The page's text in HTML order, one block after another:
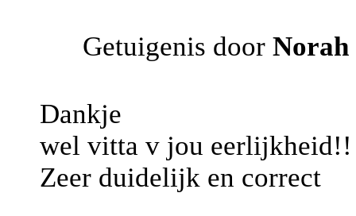
Getuigenis door Norah
Dankje
wel vitta v jou eerlijkheid!!
Zeer duidelijk en correct